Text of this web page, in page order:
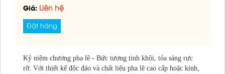
Giá: Liên hệ
Đặt hàng
Kỷ niệm chương pha lê - Bức tượng tinh khôi, tỏa sáng rực
rỡ. Với thiết kế độc đáo và chất liệu pha lê cao cấp hoặc kính,